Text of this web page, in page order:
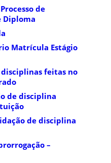
de
Diploma
Matrícula Estágio
feitas no
de disciplina
de disciplina
–